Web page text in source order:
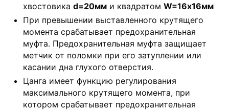
хвостовика d=20мм и квадратом W=16х16мм
При превышении выставленного крутящего
момента срабатывает предохранительная
муфта. Предохранительная муфта защищает
метчик от поломки при его затуплении или
касании дна глухого отверстия.
Цанга имеет функцию регулирования
максимального крутящего момента, при
котором срабатывает предохранительная